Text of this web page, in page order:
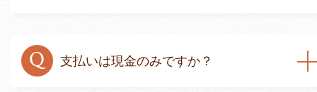
Q 支払いは現金のみですか？